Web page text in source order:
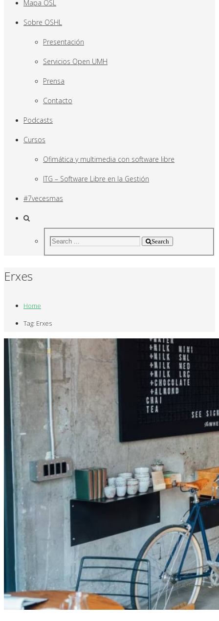
Mapa OSL
Sobre OSHL
Presentación
Servicios Open UMH
Prensa
Contacto
Podcasts
Cursos
Ofimática y multimedia con software libre
ITG – Software Libre en la Gestión
#7vecesmas
Search
Erxes
Home
Tag: Erxes